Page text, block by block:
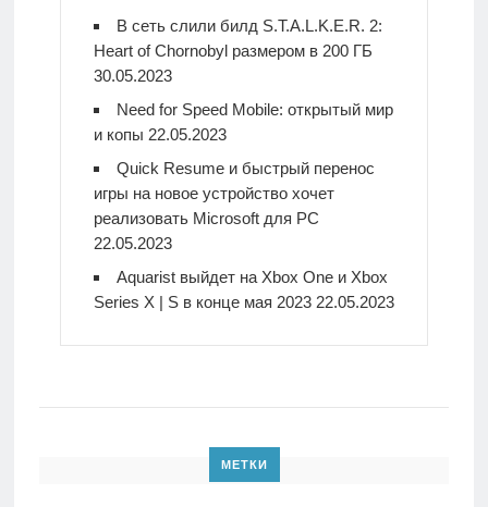
В сеть слили билд S.T.A.L.K.E.R. 2:
Heart of Chornobyl размером в 200 ГБ
30.05.2023
Need for Speed Mobile: открытый мир
и копы 22.05.2023
Quick Resume и быстрый перенос
игры на новое устройство хочет
реализовать Microsoft для PC
22.05.2023
Aquarist выйдет на Xbox One и Xbox
Series X | S в конце мая 2023 22.05.2023
МЕТКИ